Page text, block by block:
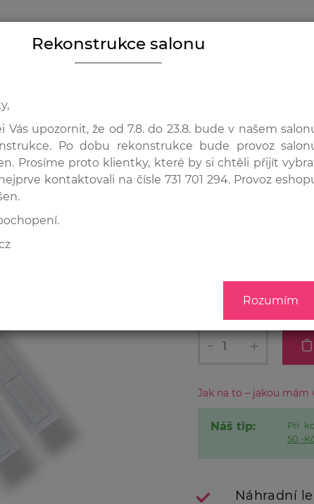
VLASOVÉ PÁSKY? TYPY PÁSKŮ DOTAZY A POMOC
(4CMX0,8CM)
Super
- +
Jak na to – jakou mám
Náš tip:
Při
50,-
Náhradní
Rekonstrukce salonu
Vás upozornit, že od 7.8. do 23.8. bude v našem
Po dobu rekonstrukce bude provoz
Prosíme proto klientky, které by si chtěli přijít
kontaktovali na čísle 731 701 294. Provoz
Rozumím